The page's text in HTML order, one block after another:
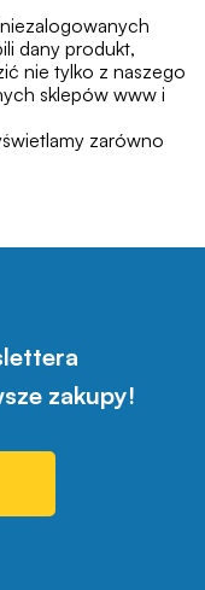
dany produkt,
nie tylko z naszego
sklepów www i
zarówno
zakupy!